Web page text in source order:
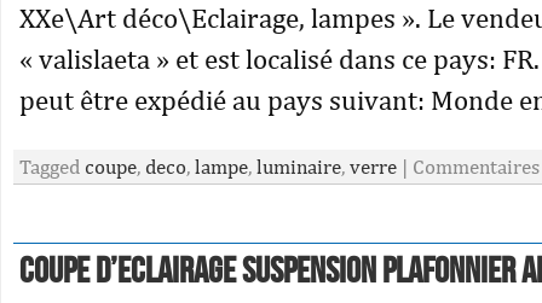
XXe\Art déco\Eclairage, lampes ». Le
« valislaeta » et est localisé dans ce pays:
peut être expédié au pays suivant: Monde
Tagged coupe, deco, lampe, luminaire, verre |
Coupe D’eclairage Suspension Plafonnier